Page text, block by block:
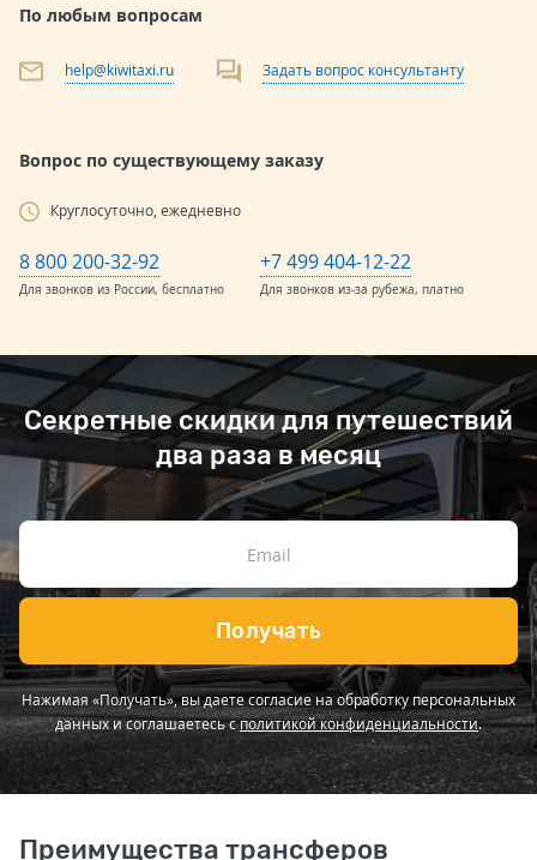
По любым вопросам
help@kiwitaxi.ru Задать вопрос консультанту
Вопрос по существующему заказу
Круглосуточно, ежедневно
8 800 200-32-92
Для звонков из России, бесплатно
+7 499 404-12-22
Для звонков из-за рубежа, платно
Секретные скидки для путешествий
два раза в месяц
Получать
Нажимая «Получать», вы даете согласие на обработку персональных
данных и соглашаетесь сполитикой конфиденциальности.
Преимущества трансферов